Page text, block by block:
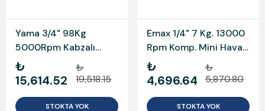
Yama 3/4" 98Kg
5000Rpm Kabzalı
Havalı Somun Sökme
At-5065
₺
15,614.52
₺
19,518.15
STOKTA YOK
Emax 1/4" 7 Kg. 13000
Rpm Komp. Mini Havalı
Somun Et-1310B
₺
4,696.64
₺
5,870.80
STOKTA YOK